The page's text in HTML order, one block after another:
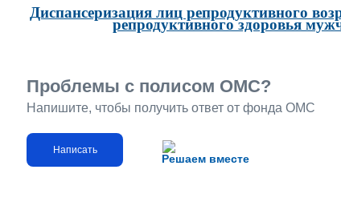
Диспансеризация лиц репродуктивного
репродуктивного здоровья
Решаем вместе
Проблемы с полисом ОМС?
Напишите, чтобы получить ответ от фонда ОМС
Написать